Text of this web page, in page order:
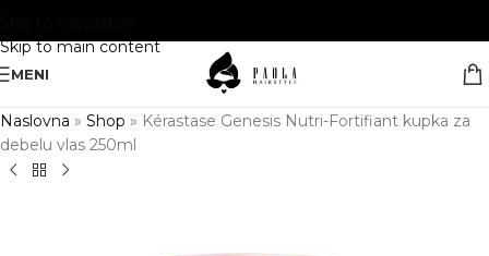
Skip to main content
MENI
Naslovna » Shop » Kérastase Genesis Nutri-Fortifiant kupka za
debelu vlas 250ml